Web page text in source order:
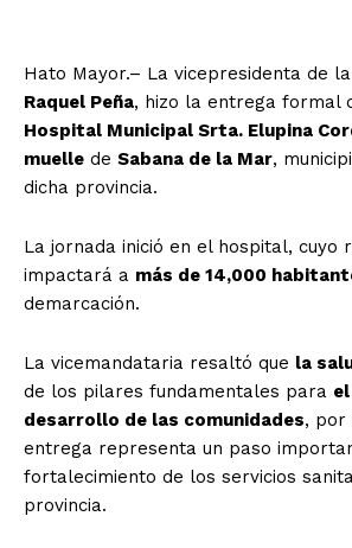
Hato Mayor.– La vicepresidenta de
Raquel Peña, hizo la entrega formal
Hospital Municipal Srta. Elupina
muelle de Sabana de la Mar,
dicha provincia.
La jornada inició en el hospital, cuyo
impactará a más de 14,000
demarcación.
La vicemandataria resaltó que la
de los pilares fundamentales para
desarrollo de las comunidades, por
entrega representa un paso
fortalecimiento de los servicios
provincia.